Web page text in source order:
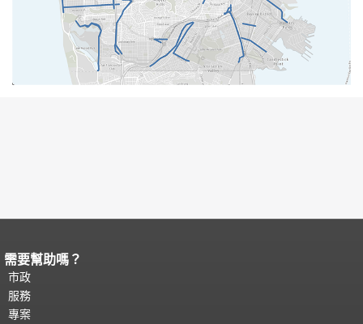
頁面內容結束。
都會重複顯示。
需要幫助嗎？
市政
服務
專案